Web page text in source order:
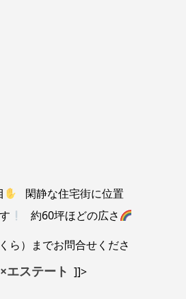
閑静な住宅街に位置
約60坪ほどの広さ
ら）までお問合せくださ
エステート ]]>